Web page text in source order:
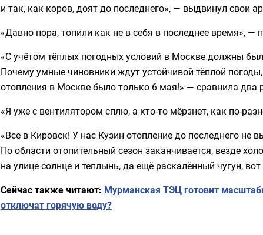
и так, как коров, доят до последнего», — выдвинул свои
«Давно пора, топили как не в себя в последнее время», —
«С учётом тёплых погодных условий в Москве должны
Почему умные чиновники ждут устойчивой тёплой
отопления в Москве было только 6 мая!» — сравнила
«Я уже с вентилятором сплю, а кто-то мёрзнет, как по-
«Все в Кировск! У нас Кузин отопление до последнего
По области отопительный сезон заканчивается, везде
на улице солнце и теплынь, да ещё раскалённый чугун,
Сейчас также читают: Мурманская ТЭЦ готовит
отключат горячую воду?